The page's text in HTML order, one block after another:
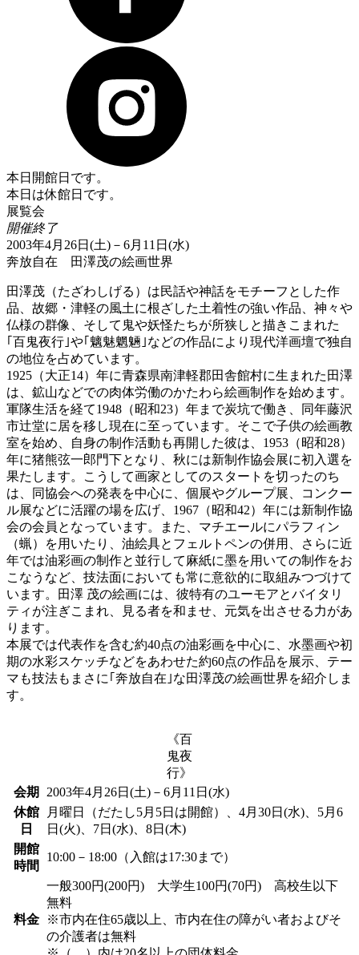
本日開館日です。
本日は休館日です。
展覧会
開催終了
2003年4月26日(土)－6月11日(水)
奔放自在 田澤茂の絵画世界
田澤茂（たざわしげる）は民話や神話をモチーフとした作
品、故郷・津軽の風土に根ざした土着性の強い作品、神々や
仏様の群像、そして鬼や妖怪たちが所狭しと描きこまれた
｢百鬼夜行｣や｢魑魅魍魎｣などの作品により現代洋画壇で独自
の地位を占めています。
1925（大正14）年に青森県南津軽郡田舎館村に生まれた田澤
は、鉱山などでの肉体労働のかたわら絵画制作を始めます。
軍隊生活を経て1948（昭和23）年まで炭坑で働き、同年藤沢
市辻堂に居を移し現在に至っています。そこで子供の絵画教
室を始め、自身の制作活動も再開した彼は、1953（昭和28）
年に猪熊弦一郎門下となり、秋には新制作協会展に初入選を
果たします。こうして画家としてのスタートを切ったのち
は、同協会への発表を中心に、個展やグループ展、コンクー
ル展などに活躍の場を広げ、1967（昭和42）年には新制作協
会の会員となっています。また、マチエールにパラフィン
（蝋）を用いたり、油絵具とフェルトペンの併用、さらに近
年では油彩画の制作と並行して麻紙に墨を用いての制作をお
こなうなど、技法面においても常に意欲的に取組みつづけて
います。田澤 茂の絵画には、彼特有のユーモアとバイタリ
ティが注ぎこまれ、見る者を和ませ、元気を出させる力があ
ります。
本展では代表作を含む約40点の油彩画を中心に、水墨画や初
期の水彩スケッチなどをあわせた約60点の作品を展示、テー
マも技法もまさに｢奔放自在｣な田澤茂の絵画世界を紹介しま
す。
《百
鬼夜
行》
会期
2003年4月26日(土)－6月11日(水)
休館
日
月曜日（だたし5月5日は開館）、4月30日(水)、5月6
日(火)、7日(水)、8日(木)
開館
時間
10:00－18:00（入館は17:30まで）
料金
一般300円(200円) 大学生100円(70円) 高校生以下
無料
※市内在住65歳以上、市内在住の障がい者およびそ
の介護者は無料